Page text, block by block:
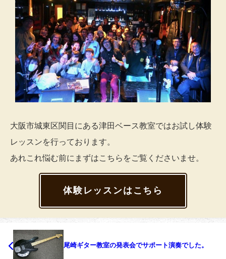
大阪市城東区関目にある津田ベース教室ではお試し体験
レッスンを行っております。
あれこれ悩む前にまずはこちらをご覧くださいませ。
体験レッスンはこちら
尾崎ギター教室の発表会でサポート演奏でした。